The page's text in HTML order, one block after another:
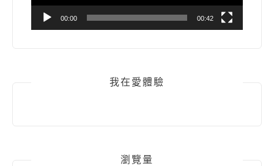
00:00 00:42
我在愛體驗
瀏覽量